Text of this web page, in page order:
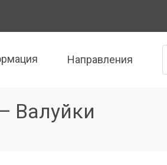
Направления
Валуйки